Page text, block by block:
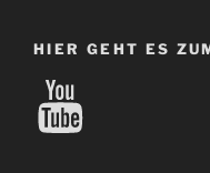
HIER GEHT ES
YouTube